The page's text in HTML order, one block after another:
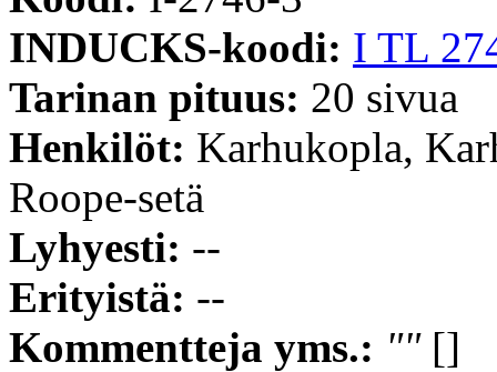
INDUCKS-koodi: I TL
Tarinan pituus: 20 sivua
Henkilöt: Karhukopla,
Roope-setä
Lyhyesti: --
Erityistä: --
Kommentteja yms.: ""[]